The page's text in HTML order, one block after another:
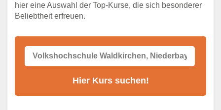
Stellenangebote der Volkshochschule
Waldkirchen, Niederbayern
VHS-Kurs
Alternativen zum VHS Programm 2026 in
hier eine Auswahl der Top-Kurse, die sich besonderer
Beliebtheit erfreuen.